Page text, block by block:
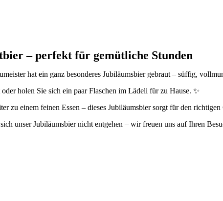
– perfekt für gemütliche Stunden
hat ein ganz besonderes Jubiläumsbier gebraut – süffig,
holen Sie sich ein paar Flaschen im Lädeli für zu Hause. ✨
zu einem feinen Essen – dieses Jubiläumsbier sorgt für den richtigen
unser Jubiläumsbier nicht entgehen – wir freuen uns auf Ihren